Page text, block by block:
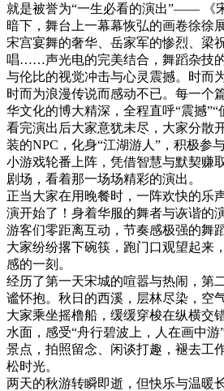
就是被誉为“一生必看的演出”—— 《
暗下，舞台上一幕幕恢弘的画卷徐徐
宋宫宴舞的奢华、岳家军的惨烈、梁
唱……声光电的完美结合，舞蹈杂技
与伦比的视觉冲击与心灵震撼。时而
时而为浪漫传说而感动不已。每一个
华文化的博大精深，全程直呼“震撼”“
看完演出后大家意犹未尽，大家分散
装的NPC，化身“江湖游人”，积极参
小游戏轮番上阵，凭借智慧与默契赚
剧场，看着那一场场精彩的演出。
正当大家在用晚餐时，一阵欢快的乐
演开始了！身着华服的舞者与诙谐的
游客们零距离互动，节奏感极强的舞
大家纷纷撂下碗筷，跑门口观望起来
感的一刻。
经历了第一天宋城的喧嚣与热闹，第
谧怀抱。秋日的西溪，层林尽染，空
大家乘坐摇橹船，缓缓穿梭在纵横交
水面，感受“舟行碧波上，人在画中
景点，拍照留念、闲谈打趣，褪去工
松时光。
两天的秋游转瞬即逝，但快乐与温暖